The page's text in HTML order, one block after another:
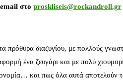
email στο proskliseis@rockandroll.gr
πρόθυρα διαζυγίου, με πολλούς
ένα ζευγάρι και με πολύ
και πως όλα αυτά αποτελούν